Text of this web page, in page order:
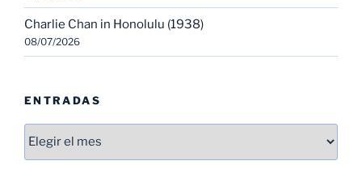
Charlie Chan in Honolulu (1938)
08/07/2026
ENTRADAS
Entradas